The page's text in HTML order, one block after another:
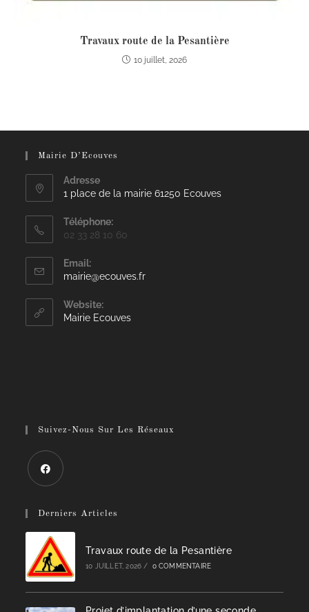
Travaux route de la Pesantière
10 juillet, 2026
Mairie D’Ecouves
Adresse
1 place de la mairie 61250 Ecouves
Téléphone:
02 33 28 10 60
Email:
mairie@ecouves.fr
Website:
Mairie Ecouves
Suivez-Nous Sur Les Réseaux
Derniers Articles
Travaux route de la Pesantière
10 JUILLET, 2026 / 0 COMMENTAIRE